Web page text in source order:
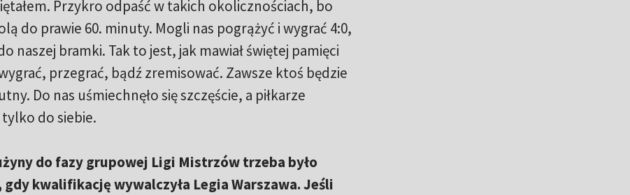
Przykro odpaść w takich okolicznościach, bo
do prawie 60. minuty. Mogli nas pogrążyć i wygrać 4:0,
naszej bramki. Tak to jest, jak mawiał świętej pamięci
przegrać, bądź zremisować. Zawsze ktoś będzie
Do nas uśmiechnęło się szczęście, a piłkarze
do siebie.
do fazy grupowej Ligi Mistrzów trzeba było
gdy kwalifikację wywalczyła Legia Warszawa. Jeśli